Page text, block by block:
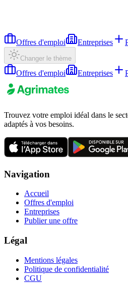
Offres d'emploi Entreprises
Changer le thème
Offres d'emploi Entreprises
Trouvez votre emploi idéal dans le
adaptés à vos besoins.
Navigation
Accueil
Offres d'emploi
Entreprises
Publier une offre
Légal
Mentions légales
Politique de confidentialité
CGU